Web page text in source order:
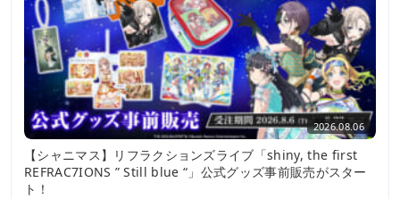
2026.08.06
【シャニマス】リフラクションズライブ「shiny, the first
REFRAC7IONS ” Still blue “」公式グッズ事前販売がスター
ト！